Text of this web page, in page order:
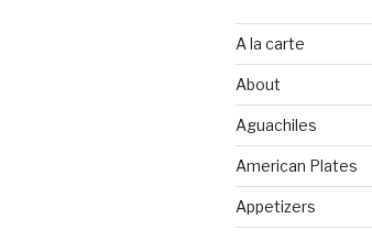
A la carte
About
Aguachiles
American Plates
Appetizers